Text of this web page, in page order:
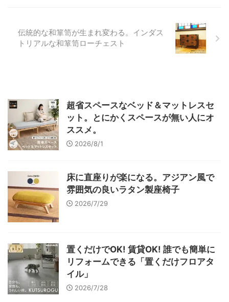
伝統的な和箪笥が生まれ変わる。インダス
トリアルな和箪笥ローチェスト
超省スペースなベッド＆マットレスセ
ット。とにかくスペースが無い人にオ
ススメ。
2026/8/1
床に直座りが楽になる。アジアン風で
雰囲気の良いラタン製座椅子
2026/7/29
置くだけでOK! 賃貸OK! 誰でも簡単に
リフォームできる「置くだけフロアタ
イル」
2026/7/28